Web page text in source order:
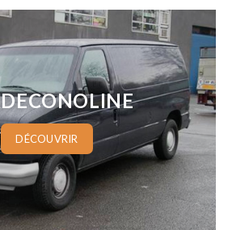
DÉCOUVRIR